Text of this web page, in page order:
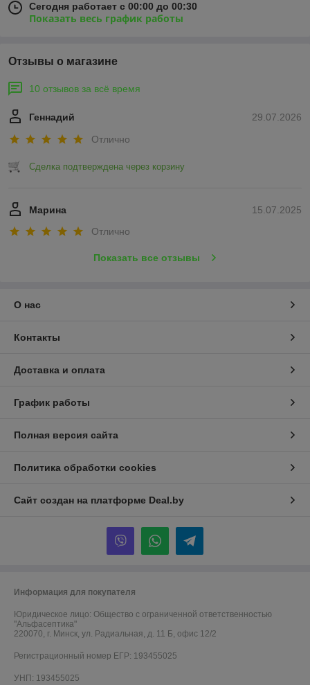
Сегодня работает с 00:00 до 00:30
Показать весь график работы
Отзывы о магазине
10 отзывов за всё время
29.07.2026
Геннадий
Отлично
Сделка подтверждена через корзину
15.07.2025
Марина
Отлично
Показать все отзывы
О нас
Контакты
Доставка и оплата
График работы
Полная версия сайта
Политика обработки cookies
Сайт создан на платформе Deal.by
Информация для покупателя
Юридическое лицо: Общество с ограниченной ответственностью
"Альфасептика"
220070, г. Минск, ул. Радиальная, д. 11 Б, офис 12/2
Регистрационный номер ЕГР: 193455025
УНП: 193455025